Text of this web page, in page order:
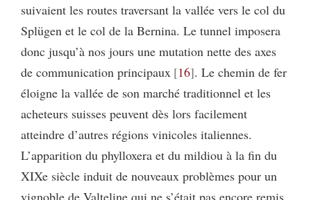
suivaient les routes traversant la vallée vers le col du
Splügen et le col de la Bernina. Le tunnel imposera
donc jusqu’à nos jours une mutation nette des axes
de communication principaux 16 . Le chemin de fer
éloigne la vallée de son marché traditionnel et les
acheteurs suisses peuvent dès lors facilement
atteindre d’autres régions vinicoles italiennes.
L’apparition du phylloxera et du mildiou à la fin du
XIXe siècle induit de nouveaux problèmes pour un
vignoble de Valteline qui ne s’était pas encore remis